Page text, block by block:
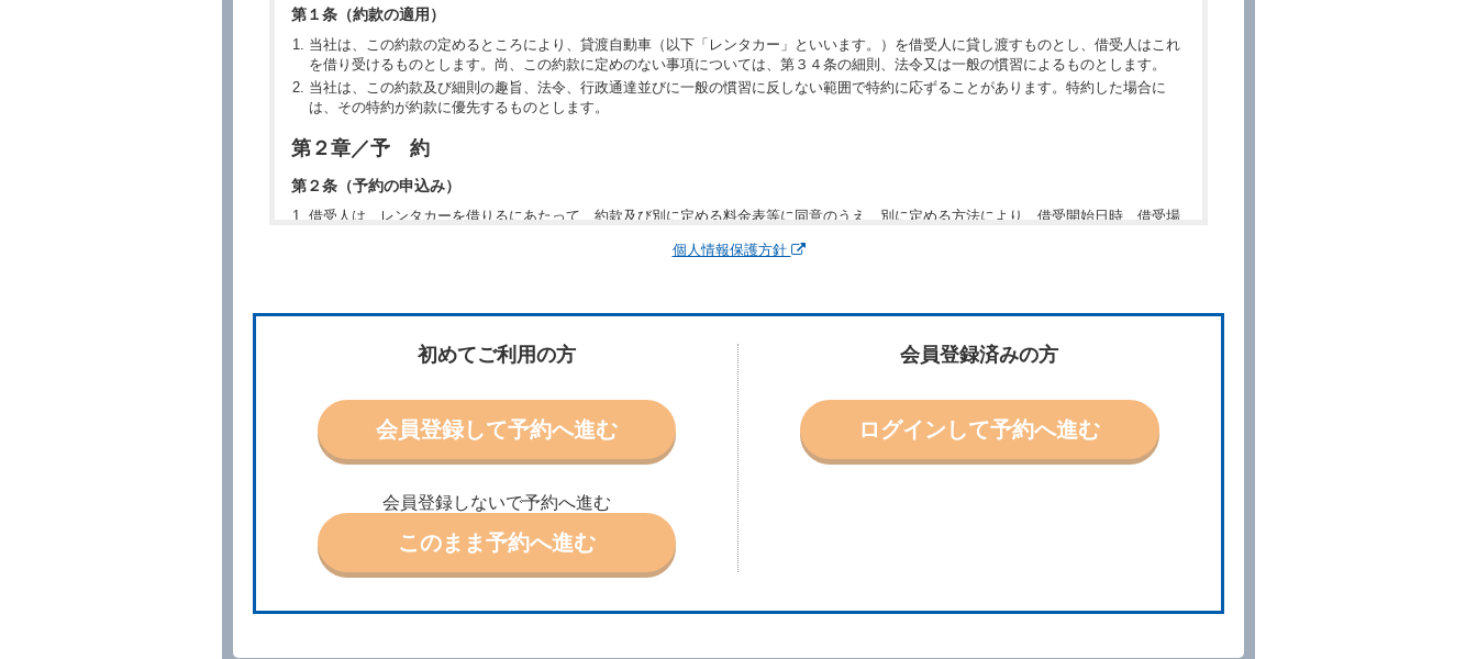
第１条（約款の適用）
当社は、この約款の定めるところにより、貸渡自動車（以下「レンタカー」といいます。）を借受人に貸し渡すものとし、借受人はこれ
を借り受けるものとします。尚、この約款に定めのない事項については、第３４条の細則、法令又は一般の慣習によるものとします。
当社は、この約款及び細則の趣旨、法令、行政通達並びに一般の慣習に反しない範囲で特約に応ずることがあります。特約した場合に
は、その特約が約款に優先するものとします。
第２章／予 約
第２条（予約の申込み）
借受人は、レンタカーを借りるにあたって、約款及び別に定める料金表等に同意のうえ、別に定める方法により、借受開始日時、借受場
予約の申込みを行うことができます。なお、当社は、電話連絡並びに電子メールによる予約に応じますが、予約内容と実際に相違があっ
場合、借受人は、当社が特に認める場合を除き、別に定める予約申込金を支払うものとします。
第３条（予約の変更）
借受人は、前条第１項の借受条件を変更しようとするときは、あらかじめ当社の承諾を受けなければならないものとします。
第４条（予約の取消し等）
借受人は、別に定める方法により予約を取り消すことができます。
借受人が、借受人の都合により予約した借受開始時刻を１時間以上経過してもレンタカー貸渡契約（以下「貸渡契約」といいます。）締
結手続きに着手しなかったときは、予約が取り消されたものとします。
前２項の場合、借受人は、別に定めるところにより予約取消手数料を当社に支払うものとし、当社は、この予約取消手数料の支払いがあ
ったときは、受領済の予約申込金を借受人に返還するものとします。
当社の都合により、予約が取り消されたとき、又は貸渡契約が締結されなかったときは、当社は受領済の予約申込金を返還するものとし
ます。
きは、予約は取り消されたものとします。この場合、当社は受領済の予約申込金を返還するものとします。
個人情報保護方針
初めてご利用の方
会員登録して予約へ進む
会員登録しないで予約へ進む
このまま予約へ進む
会員登録済みの方
ログインして予約へ進む